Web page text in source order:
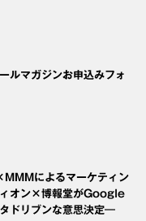
ルマガジンお申込みフォ
によるマーケティン
オン×博報堂がGoogle
ドリブンな意思決定―